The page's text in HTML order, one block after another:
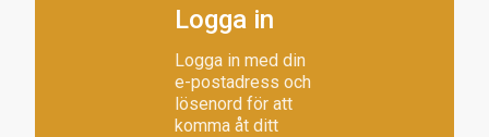
Logga in
Logga in med din
e-postadress och
lösenord för att
komma åt ditt